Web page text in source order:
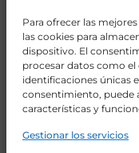
Para ofrecer las
las cookies para
dispositivo. El
procesar datos como
identificaciones únicas
consentimiento, puede
características y
Gestionar los servicios
Alimentación
Hogar
Viajar
+34 91 626 62 75